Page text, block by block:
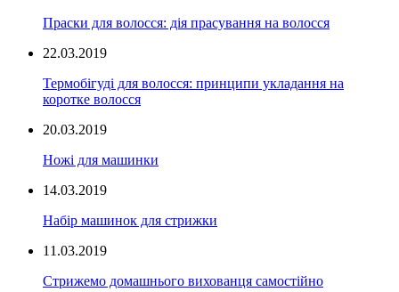
Праски для волосся: дія прасування на волосся
22.03.2019
Термобігуді для волосся: принципи укладання на
коротке волосся
20.03.2019
Ножі для машинки
14.03.2019
Набір машинок для стрижки
11.03.2019
Стрижемо домашнього вихованця самостійно